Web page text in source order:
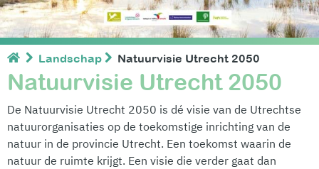
Landschap Natuurvisie Utrecht 2050
Natuurvisie Utrecht 2050
De Natuurvisie Utrecht 2050 is dé visie van de Utrechtse
natuurorganisaties op de toekomstige inrichting van de
natuur in de provincie Utrecht. Een toekomst waarin de
natuur de ruimte krijgt. Een visie die verder gaat dan